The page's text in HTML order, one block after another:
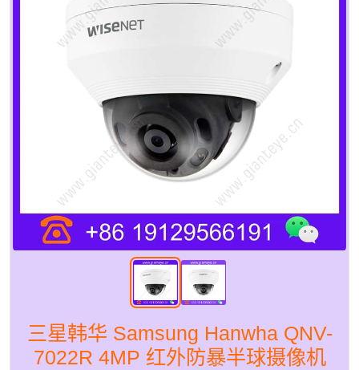
三星韩华 Samsung Hanwha QNV-
7022R 4MP 红外防暴半球摄像机